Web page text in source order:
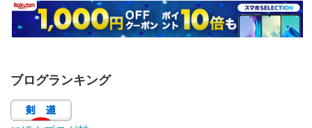
ブログランキング